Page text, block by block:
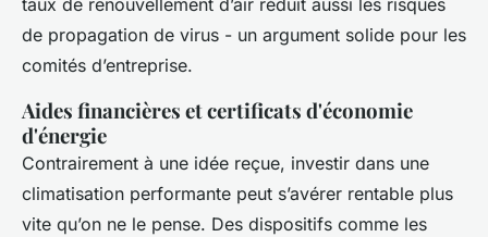
taux de renouvellement d’air réduit aussi les risques
de propagation de virus - un argument solide pour les
comités d’entreprise.
Aides financières et certificats d'économie
d'énergie
Contrairement à une idée reçue, investir dans une
climatisation performante peut s’avérer rentable plus
vite qu’on ne le pense. Des dispositifs comme les